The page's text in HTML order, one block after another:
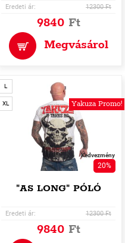
Eredeti ár: 12300 Ft
9840 Ft
Megvásárol
Yakuza Promo!
L
XL
Kedvezmény
20%
"AS LONG" PÓLÓ
Eredeti ár: 12300 Ft
9840 Ft